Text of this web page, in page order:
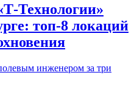
Технологии»
топ-8 локаций